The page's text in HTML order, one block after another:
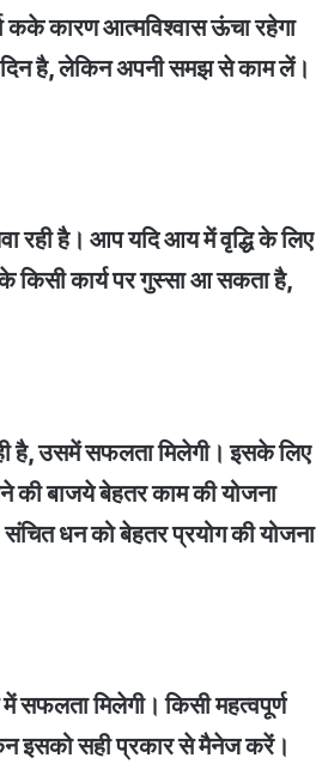
कके कारण आत्मविश्वास ऊंचा रहेगा
है, लेकिन अपनी समझ से काम लें।
रही है। आप यदि आय में वृद्धि के लिए
किसी कार्य पर गुस्सा आ सकता है,
है, उसमें सफलता मिलेगी। इसके लिए
की बाजये बेहतर काम की योजना
धन को बेहतर प्रयोग की योजना
सफलता मिलेगी। किसी महत्वपूर्ण
इसको सही प्रकार से मैनेज करें।